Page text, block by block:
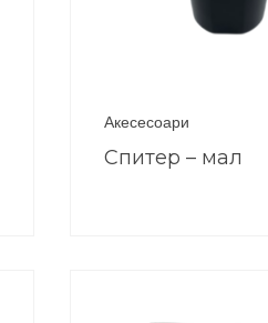
Акесесоари
Спитер – мал